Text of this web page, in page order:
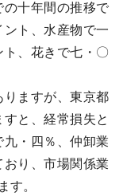
十年間の推移で
ト、水産物で一
、花きで七・〇
ますが、東京都
と、経常損失と
・四％、仲卸業
り、市場関係業
す。